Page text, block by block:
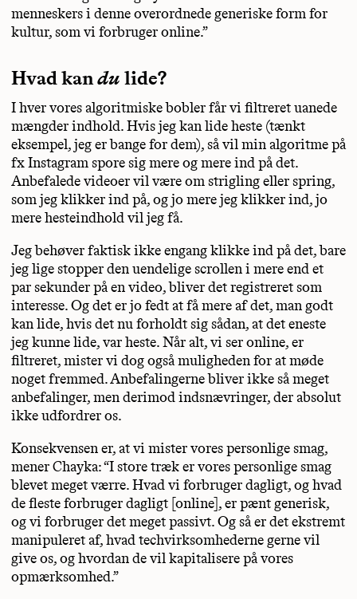
menneskers i denne overordnede generiske form for
kultur, som vi forbruger online.”
Hvad kandu lide?
I hver vores algoritmiske bobler får vi filtreret uanede
mængder indhold. Hvis jeg kan lide heste (tænkt
eksempel, jeg er bange for dem), så vil min algoritme på
fx Instagram spore sig mere og mere ind på det.
Anbefalede videoer vil være om strigling eller spring,
som jeg klikker ind på, og jo mere jeg klikker ind, jo
mere hesteindhold vil jeg få.
Jeg behøver faktisk ikke engang klikke ind på det, bare
jeg lige stopper den uendelige scrollen i mere end et
par sekunder på en video, bliver det registreret som
interesse. Og det er jo fedt at få mere af det, man godt
kan lide, hvis det nu forholdt sig sådan, at det eneste
jeg kunne lide, var heste. Når alt, vi ser online, er
filtreret, mister vi dog også muligheden for at møde
noget fremmed. Anbefalingerne bliver ikke så meget
anbefalinger, men derimod indsnævringer, der absolut
ikke udfordrer os.
Konsekvensen er, at vi mister vores personlige smag,
mener Chayka: “I store træk er vores personlige smag
blevet meget værre. Hvad vi forbruger dagligt, og hvad
de fleste forbruger dagligt [online], er pænt generisk,
og vi forbruger det meget passivt. Og så er det ekstremt
manipuleret af, hvad techvirksomhederne gerne vil
give os, og hvordan de vil kapitalisere på vores
opmærksomhed.”